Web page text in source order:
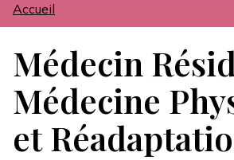
Fil
d'Ariane
Accueil
Médecin
Médecine
et